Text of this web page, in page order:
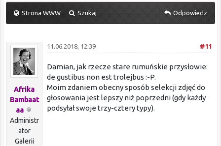
Strona WWW Szukaj Odpowiedz
Afrika
Bambaat
aa
Administr
ator
Galerii
#11
11.06.2018, 12:39
Damian, jak rzecze stare rumuńskie przysłowie:
de gustibus non est trolejbus :-P.
Moim zdaniem obecny sposób selekcji zdjęć do
głosowania jest lepszy niż poprzedni (gdy każdy
podsyłał swoje trzy-cztery typy).